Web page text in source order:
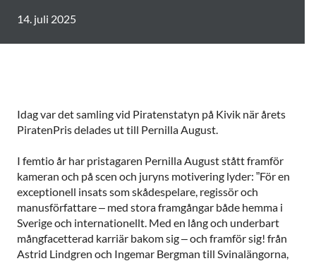
14. juli 2025
Idag var det samling vid Piratenstatyn på Kivik när årets
PiratenPris delades ut till Pernilla August.
I femtio år har pristagaren Pernilla August stått framför
kameran och på scen och juryns motivering lyder: ”För en
exceptionell insats som skådespelare, regissör och
manusförfattare – med stora framgångar både hemma i
Sverige och internationellt. Med en lång och underbart
mångfacetterad karriär bakom sig – och framför sig! från
Astrid Lindgren och Ingemar Bergman till Svinalängorna,